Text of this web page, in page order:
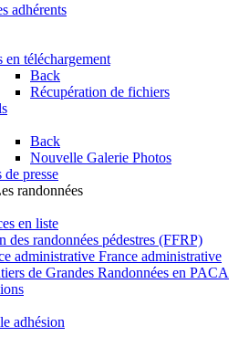
adhérents
en téléchargement
Back
Récupération de fichiers
Back
Nouvelle Galerie Photos
presse
randonnées
en liste
des randonnées pédestres (FFRP)
France administrative
de Grandes Randonnées en PACA
adhésion